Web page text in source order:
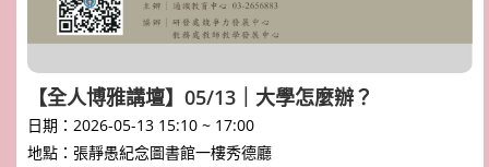
【全人博雅講壇】05/13｜大學怎麼辦？
日期：2026-05-13 15:10 ~ 17:00
地點：張靜愚紀念圖書館一樓秀德廳